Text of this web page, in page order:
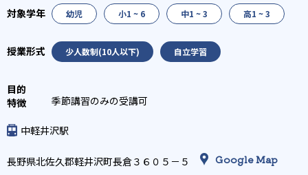
幼児 小1 ~ 6 中1 ~ 3 高1 ~ 3
少人数制(10人以下) 自立学習
季節講習のみの受講可
中軽井沢駅
長野県北佐久郡軽井沢町長倉３６０５－５ Google Map